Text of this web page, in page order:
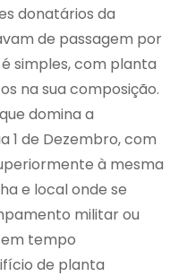
donatários da
de passagem por
simples, com planta
na sua composição.
domina a
1 de Dezembro, com
à mesma
e local onde se
militar ou
tempo
de planta